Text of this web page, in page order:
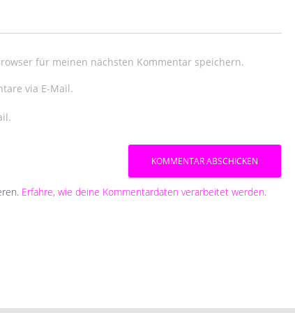
für meinen nächsten Kommentar speichern.
via E-Mail.
Erfahre, wie deine Kommentardaten verarbeitet werden.